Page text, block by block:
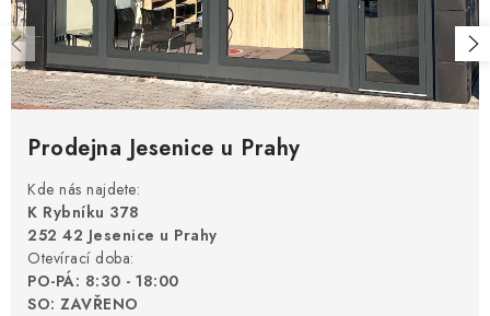
Prodejna Jesenice u Prahy
Kde nás najdete:
K Rybníku 378
252 42 Jesenice u Prahy
Otevírací doba:
PO-PÁ: 8:30 - 18:00
SO: ZAVŘENO